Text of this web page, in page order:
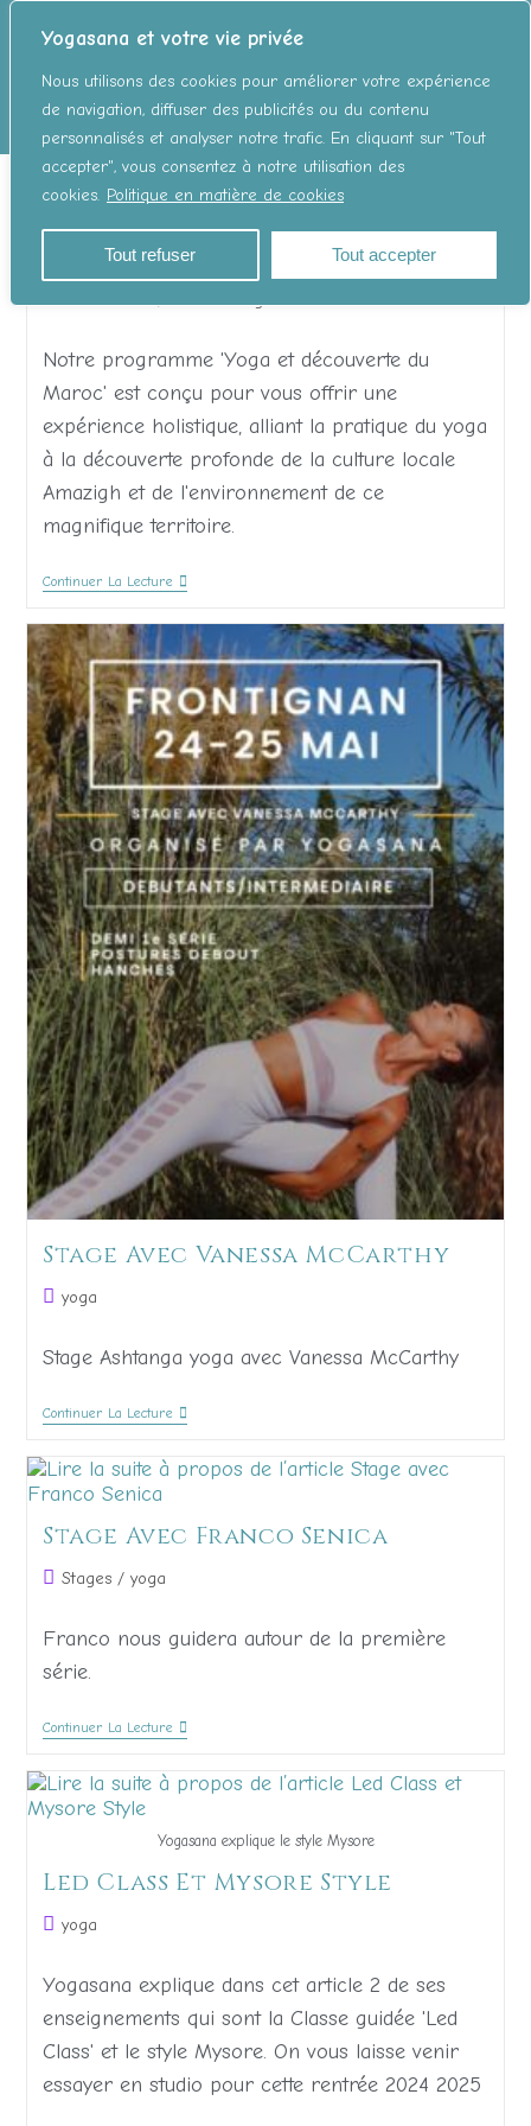
Yogasana et votre vie privée
Nous utilisons des cookies pour améliorer votre expérience
de navigation, diffuser des publicités ou du contenu
personnalisés et analyser notre trafic. En cliquant sur "Tout
accepter", vous consentez à notre utilisation des
cookies. Politique en matière de cookies
Tout refuser Tout accepter
Ashtanga Yoga & Maroc, 3ème
Édition (mars 2025)
Notre programme 'Yoga et découverte du
Maroc' est conçu pour vous offrir une
expérience holistique, alliant la pratique du yoga
à la découverte profonde de la culture locale
Amazigh et de l'environnement de ce
magnifique territoire.
Continuer La Lecture
Stage Avec Vanessa McCarthy
yoga
Stage Ashtanga yoga avec Vanessa McCarthy
Continuer La Lecture
Stage Avec Franco Senica
Stages / yoga
Franco nous guidera autour de la première
série.
Continuer La Lecture
Yogasana explique le style Mysore
Led Class Et Mysore Style
yoga
Yogasana explique dans cet article 2 de ses
enseignements qui sont la Classe guidée 'Led
Class' et le style Mysore. On vous laisse venir
essayer en studio pour cette rentrée 2024 2025